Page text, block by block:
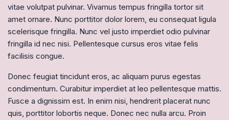
vitae volutpat pulvinar. Vivamus tempus fringilla tortor sit
amet ornare. Nunc porttitor dolor lorem, eu consequat ligula
scelerisque fringilla. Nunc vel justo imperdiet odio pulvinar
fringilla id nec nisi. Pellentesque cursus eros vitae felis
facilisis congue.
Donec feugiat tincidunt eros, ac aliquam purus egestas
condimentum. Curabitur imperdiet at leo pellentesque mattis.
Fusce a dignissim est. In enim nisi, hendrerit placerat nunc
quis, porttitor lobortis neque. Donec nec nulla arcu. Proin